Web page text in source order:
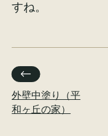
すね。
外壁中塗り（平
和ヶ丘の家）